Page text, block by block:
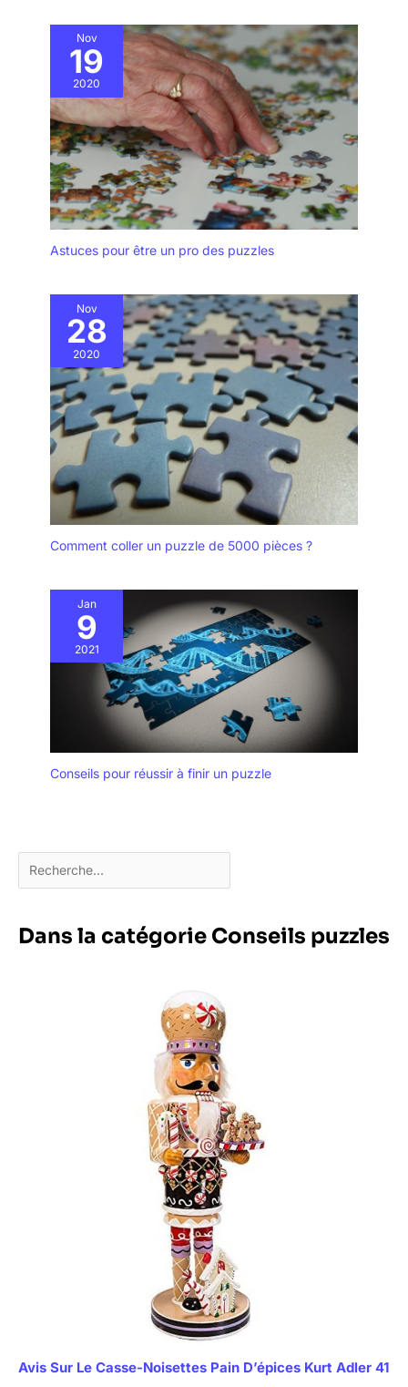
Nov
19
2020
Astuces pour être un pro des puzzles
Nov
28
2020
Comment coller un puzzle de 5000 pièces ?
Jan
9
2021
Conseils pour réussir à finir un puzzle
Dans la catégorie Conseils puzzles
Avis Sur Le Casse-Noisettes Pain D’épices Kurt Adler 41